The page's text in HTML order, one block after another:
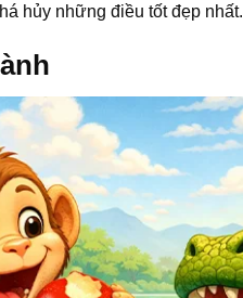
hủy những điều tốt đẹp nhất.